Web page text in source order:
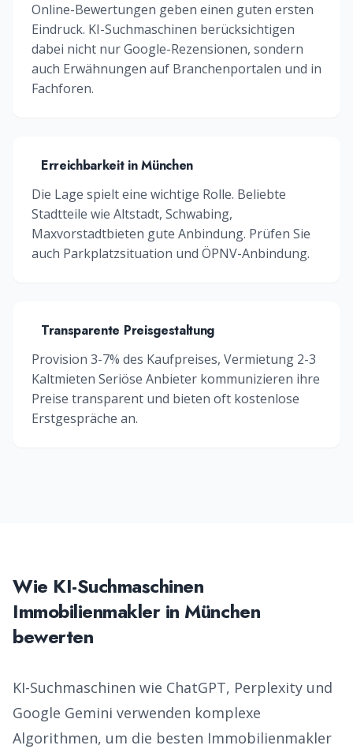
Online-Bewertungen geben einen guten ersten
Eindruck. KI-Suchmaschinen berücksichtigen
dabei nicht nur Google-Rezensionen, sondern
auch Erwähnungen auf Branchenportalen und in
Fachforen.
Erreichbarkeit inMünchen
Die Lage spielt eine wichtige Rolle. Beliebte
Stadtteile wie Altstadt, Schwabing,
Maxvorstadtbieten gute Anbindung. Prüfen Sie
auch Parkplatzsituation und ÖPNV-Anbindung.
Transparente Preisgestaltung
Provision 3-7% des Kaufpreises, Vermietung 2-3
Kaltmieten Seriöse Anbieter kommunizieren ihre
Preise transparent und bieten oft kostenlose
Erstgespräche an.
Wie KI-Suchmaschinen
ImmobilienmaklerinMünchen
bewerten
KI-Suchmaschinen wie ChatGPT, Perplexity und
Google Gemini verwenden komplexe
Algorithmen, um die besten Immobilienmakler